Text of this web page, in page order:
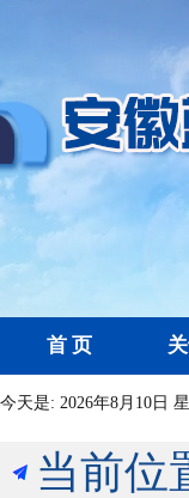
首 页
今天是: 2026年8月10日
当前位